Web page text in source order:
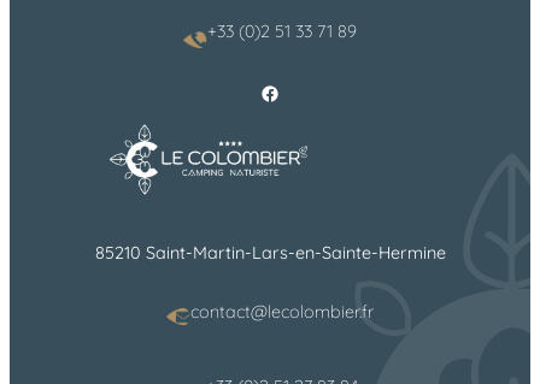
+33 (0)2 51 33 71 89
Facebook
85210 Saint-Martin-Lars-en-Sainte-Hermine
contact@lecolombier.fr